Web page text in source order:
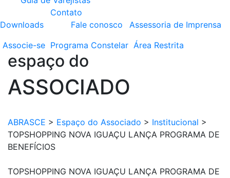
Downloads
Contato
Fale conosco
Assessoria de Imprensa
Associe-se Programa Constelar Área Restrita
espaço do
ASSOCIADO
ABRASCE > Espaço do Associado > Institucional >
TOPSHOPPING NOVA IGUAÇU LANÇA PROGRAMA DE
BENEFÍCIOS
TOPSHOPPING NOVA IGUAÇU LANÇA PROGRAMA DE